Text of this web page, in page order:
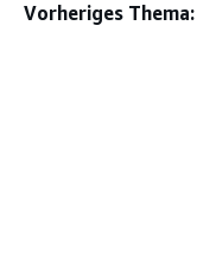
Vorheriges Thema: